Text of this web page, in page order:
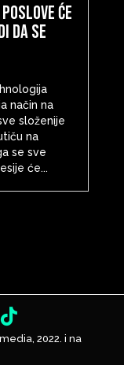
će
da se
način na
složenije
na
se sve
će...
2022. i na